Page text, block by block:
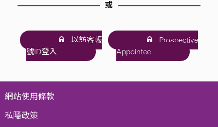
或
以訪客帳
號ID登入
Prospective
Appointee
網站使用條款
私隱政策